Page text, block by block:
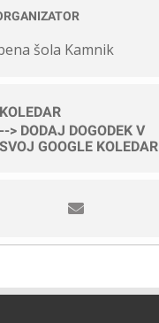
šola Kamnik
KOLEDAR
--> DODAJ DOGODEK V
SVOJ GOOGLE KOLEDAR